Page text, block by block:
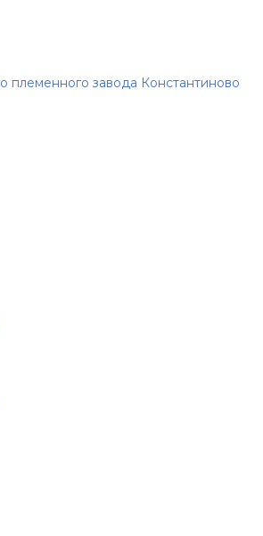
племенного завода Константиново